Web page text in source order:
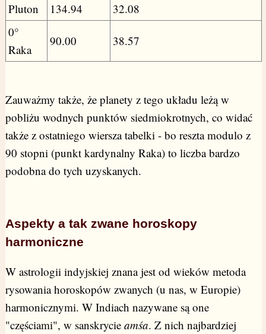
Pluton
134.94
32.08
0°
Raka
90.00 38.57
Zauważmy także, że planety z tego układu leżą w
pobliżu wodnych punktów siedmiokrotnych, co widać
także z ostatniego wiersza tabelki - bo reszta modulo z
90 stopni (punkt kardynalny Raka) to liczba bardzo
podobna do tych uzyskanych.
Aspekty a tak zwane horoskopy
harmoniczne
W astrologii indyjskiej znana jest od wieków metoda
rysowania horoskopów zwanych (u nas, w Europie)
harmonicznymi. W Indiach nazywane są one
"częściami", w sanskrycie amśa. Z nich najbardziej